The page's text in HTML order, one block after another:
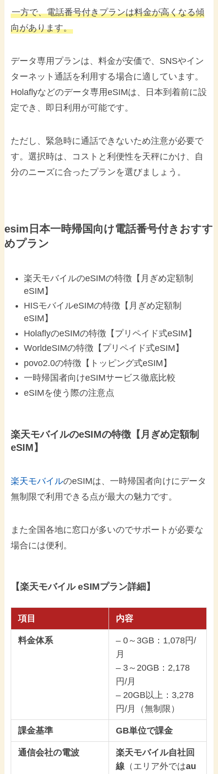
一方で、電話番号付きプランは料金が高くなる傾
向があります。
データ専用プランは、料金が安価で、SNSやイン
ターネット通話を利用する場合に適しています。
Holaflyなどのデータ専用eSIMは、日本到着前に設
定でき、即日利用が可能です。
ただし、緊急時に通話できないため注意が必要で
す。選択時は、コストと利便性を天秤にかけ、自
分のニーズに合ったプランを選びましょう。
esim日本一時帰国向け電話番号付きおすす
めプラン
楽天モバイルのeSIMの特徴【月ぎめ定額制
eSIM】
HISモバイルeSIMの特徴【月ぎめ定額制
eSIM】
HolaflyのeSIMの特徴【プリペイド式eSIM】
WorldeSIMの特徴【プリペイド式eSIM】
povo2.0の特徴【トッピング式eSIM】
一時帰国者向けeSIMサービス徹底比較
eSIMを使う際の注意点
楽天モバイルのeSIMの特徴【月ぎめ定額制
eSIM】
楽天モバイルのeSIMは、一時帰国者向けにデータ
無制限で利用できる点が最大の魅力です。
また全国各地に窓口が多いのでサポートが必要な
場合には便利。
【楽天モバイル eSIMプラン詳細】
項目 内容
料金体系
– 0～3GB：1,078円/
月
– 3～20GB：2,178
円/月
– 20GB以上：3,278
円/月（無制限）
課金基準 GB単位で課金
通信会社の電波
楽天モバイル自社回
線 （エリア外ではau